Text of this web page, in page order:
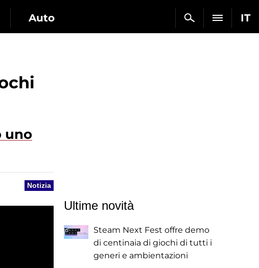
IT
Auto
uno
Notizia
Ultime novità
Steam Next Fest offre demo
di centinaia di giochi di tutti i
generi e ambientazioni